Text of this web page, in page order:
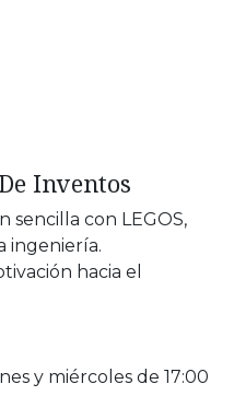
Inventos
sencilla con LEGOS,
ingeniería.
hacia el
y miércoles de 17:00